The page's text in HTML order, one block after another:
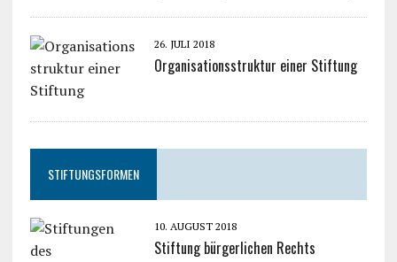
26. JULI 2018
Organisationsstruktur einer Stiftung
STIFTUNGSFORMEN
10. AUGUST 2018
Stiftung bürgerlichen Rechts